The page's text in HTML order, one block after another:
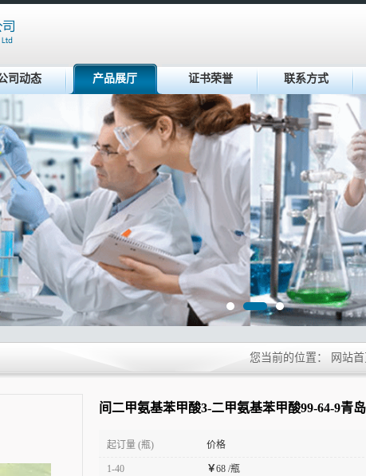
司动态 产品展厅 证书荣誉 联系方式
您当前的位置： 网站
间二甲氨基苯甲酸3-二甲氨基苯甲酸99-64-9青
起订量 (瓶) 价格
1-40 ￥68 /瓶